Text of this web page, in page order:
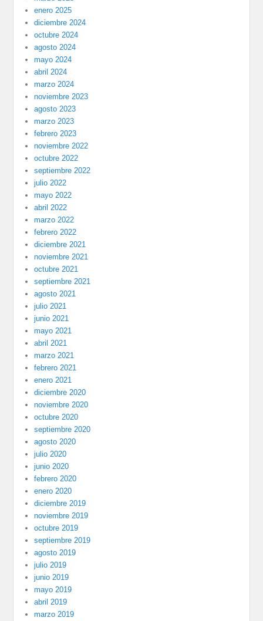
enero 2025
diciembre 2024
octubre 2024
agosto 2024
mayo 2024
abril 2024
marzo 2024
noviembre 2023
agosto 2023
marzo 2023
febrero 2023
noviembre 2022
octubre 2022
septiembre 2022
julio 2022
mayo 2022
abril 2022
marzo 2022
febrero 2022
diciembre 2021
noviembre 2021
octubre 2021
septiembre 2021
agosto 2021
julio 2021
junio 2021
mayo 2021
abril 2021
marzo 2021
febrero 2021
enero 2021
diciembre 2020
noviembre 2020
octubre 2020
septiembre 2020
agosto 2020
julio 2020
junio 2020
febrero 2020
enero 2020
diciembre 2019
noviembre 2019
octubre 2019
septiembre 2019
agosto 2019
julio 2019
junio 2019
mayo 2019
abril 2019
marzo 2019